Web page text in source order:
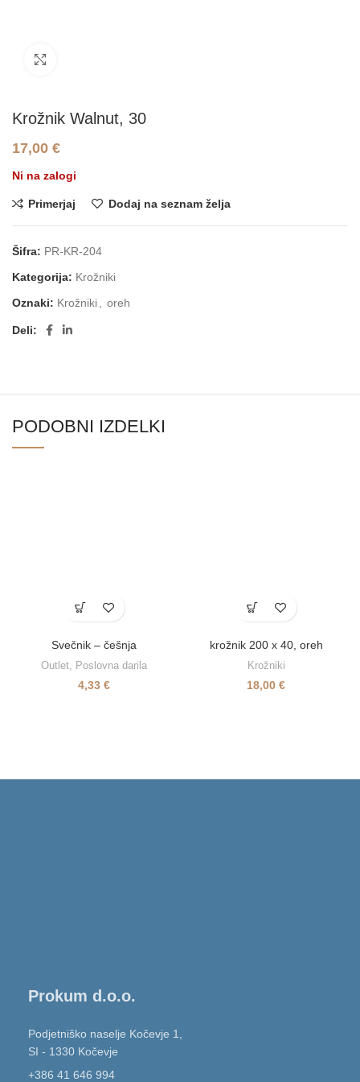
Krožnik Walnut, 30
17,00 €
Ni na zalogi
Primerjaj Dodaj na seznam želja
Šifra: PR-KR-204
Kategorija: Krožniki
Oznaki: Krožniki oreh
Deli:
PODOBNI IZDELKI
Svečnik – češnja
Outlet, Poslovna darila
4,33 €
krožnik 200 x 40, oreh
Krožniki
18,00 €
Prokum d.o.o.
Podjetniško naselje Kočevje 1,
SI - 1330 Kočevje
+386 41 646 994